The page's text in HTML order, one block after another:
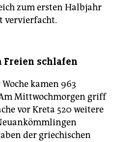
zum ersten Halbjahr
vervierfacht.
Freien schlafen
kamen 963
Mittwochmorgen griff
vor Kreta 520 weitere
der griechischen